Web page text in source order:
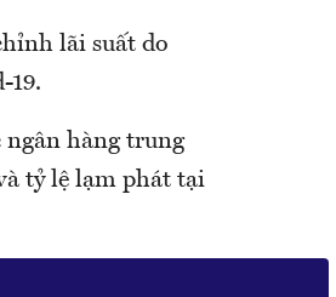
lãi suất do
19.
ngân hàng trung
tỷ lệ lạm phát tại